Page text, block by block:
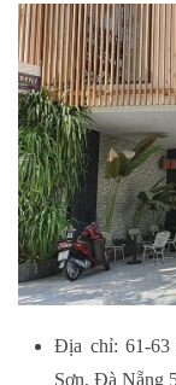
Địa chỉ: 61-63
Sơn, Đà Nẵng